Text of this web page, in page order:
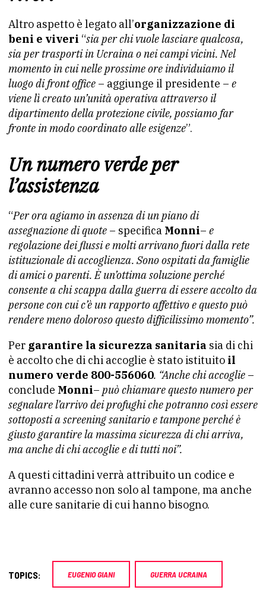
Altro aspetto è legato all’organizzazione di
beni e viveri “sia per chi vuole lasciare qualcosa,
sia per trasporti in Ucraina o nei campi vicini. Nel
momento in cui nelle prossime ore individuiamo il
luogo di front office – aggiunge il presidente – e
viene lì creato un’unità operativa attraverso il
dipartimento della protezione civile, possiamo far
fronte in modo coordinato alle esigenze”.
Un numero verde per
l’assistenza
“Per ora agiamo in assenza di un piano di
assegnazione di quote – specifica Monni– e
regolazione dei flussi e molti arrivano fuori dalla rete
istituzionale di accoglienza. Sono ospitati da famiglie
di amici o parenti. È un’ottima soluzione perché
consente a chi scappa dalla guerra di essere accolto da
persone con cui c’è un rapporto affettivo e questo può
rendere meno doloroso questo difficilissimo momento”.
Per garantire la sicurezza sanitaria sia di chi
è accolto che di chi accoglie è stato istituito il
numero verde 800-556060. “Anche chi accoglie –
conclude Monni– può chiamare questo numero per
segnalare l’arrivo dei profughi che potranno così essere
sottoposti a screening sanitario e tampone perché è
giusto garantire la massima sicurezza di chi arriva,
ma anche di chi accoglie e di tutti noi”.
A questi cittadini verrà attribuito un codice e
avranno accesso non solo al tampone, ma anche
alle cure sanitarie di cui hanno bisogno.
TOPICS: EUGENIO GIANI GUERRA UCRAINA